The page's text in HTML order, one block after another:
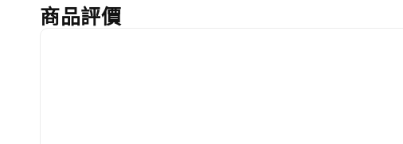
商品評價